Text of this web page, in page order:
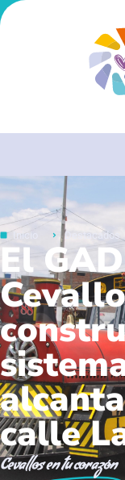
Inicio Destacados
El
calle
Cevallosen tu corazón